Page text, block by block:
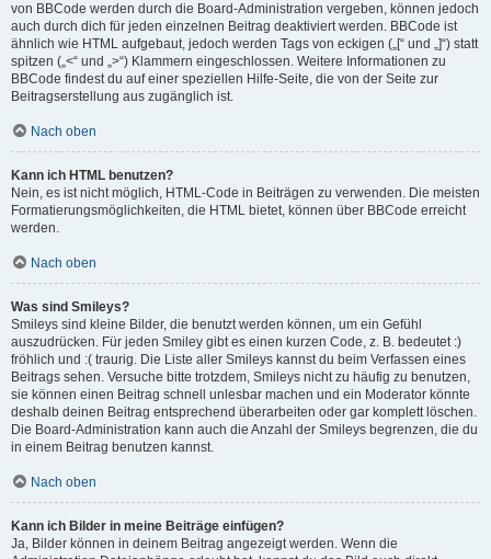
von BBCode werden durch die Board-Administration vergeben, können jedoch
auch durch dich für jeden einzelnen Beitrag deaktiviert werden. BBCode ist
ähnlich wie HTML aufgebaut, jedoch werden Tags von eckigen („[“ und „]“) statt
spitzen („<“ und „>“) Klammern eingeschlossen. Weitere Informationen zu
BBCode findest du auf einer speziellen Hilfe-Seite, die von der Seite zur
Beitragserstellung aus zugänglich ist.
Nach oben
Kann ich HTML benutzen?
Nein, es ist nicht möglich, HTML-Code in Beiträgen zu verwenden. Die meisten
Formatierungsmöglichkeiten, die HTML bietet, können über BBCode erreicht
werden.
Nach oben
Was sind Smileys?
Smileys sind kleine Bilder, die benutzt werden können, um ein Gefühl
auszudrücken. Für jeden Smiley gibt es einen kurzen Code, z. B. bedeutet :)
fröhlich und :( traurig. Die Liste aller Smileys kannst du beim Verfassen eines
Beitrags sehen. Versuche bitte trotzdem, Smileys nicht zu häufig zu benutzen,
sie können einen Beitrag schnell unlesbar machen und ein Moderator könnte
deshalb deinen Beitrag entsprechend überarbeiten oder gar komplett löschen.
Die Board-Administration kann auch die Anzahl der Smileys begrenzen, die du
in einem Beitrag benutzen kannst.
Nach oben
Kann ich Bilder in meine Beiträge einfügen?
Ja, Bilder können in deinem Beitrag angezeigt werden. Wenn die